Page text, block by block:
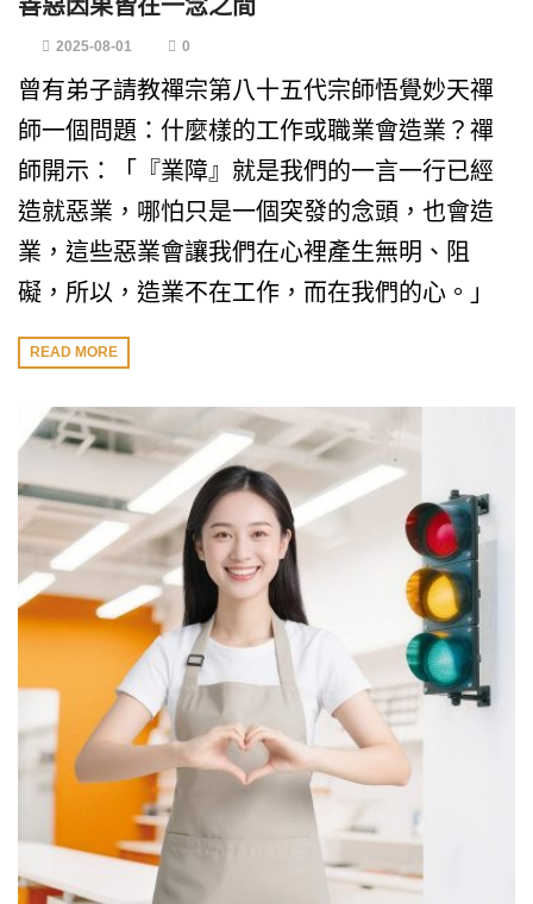
善惡因果皆在一念之間
2025-08-01 0
曾有弟子請教禪宗第八十五代宗師悟覺妙天禪
師一個問題：什麼樣的工作或職業會造業？禪
師開示：「『業障』就是我們的一言一行已經
造就惡業，哪怕只是一個突發的念頭，也會造
業，這些惡業會讓我們在心裡產生無明、阻
礙，所以，造業不在工作，而在我們的心。」
READ MORE